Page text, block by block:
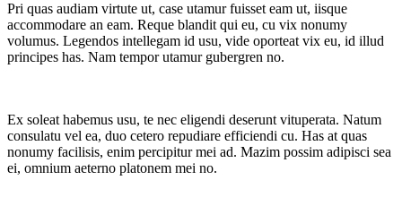
Pri quas audiam virtute ut, case utamur fuisset eam ut, iisque
accommodare an eam. Reque blandit qui eu, cu vix nonumy
volumus. Legendos intellegam id usu, vide oporteat vix eu, id illud
principes has. Nam tempor utamur gubergren no.
Ex soleat habemus usu, te nec eligendi deserunt vituperata. Natum
consulatu vel ea, duo cetero repudiare efficiendi cu. Has at quas
nonumy facilisis, enim percipitur mei ad. Mazim possim adipisci sea
ei, omnium aeterno platonem mei no.